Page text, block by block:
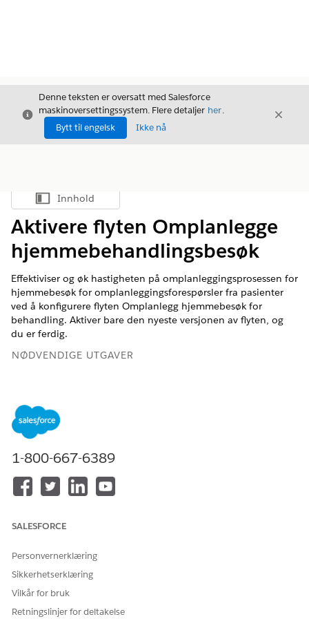
Avslutt
Denne teksten er oversatt med Salesforce
maskinoversettingssystem. Flere detaljer her.
Bytt til engelsk
Ikke nå
Avslutt
Vis innholdsfortegnelse
Innhold
Aktivere flyten Omplanlegge
hjemmebehandlingsbesøk
Effektiviser og øk hastigheten på omplanleggingsprosessen for
hjemmebesøk for omplanleggingsforespørsler fra pasienter
ved å konfigurere flyten Omplanlegg hjemmebesøk for
behandling. Aktiver bare den nyeste versjonen av flyten, og
du er ferdig.
NØDVENDIGE UTGAVER
hjemmebehandlingsbesøk på nytt ut besøksdetaljene fra
pasientens forespørsel. Denne automatiseringen baner veien
for smartere tidsbehandling, redusert arbeidsbelastning,
forbedret effektivitet og bedre ressursutnyttelse i
hjemmebehandlingsorganisasjonen.
Tilgjengelig iEnterprise
For å aktivere flyter:
1-800-667-6389
SALESFORCE
Personvernerklæring
Sikkerhetserklæring
Vilkår for bruk
Retningslinjer for deltakelse